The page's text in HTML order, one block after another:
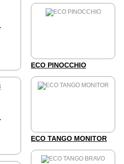
ECO PINOCCHIO
ECO TANGO MONITOR